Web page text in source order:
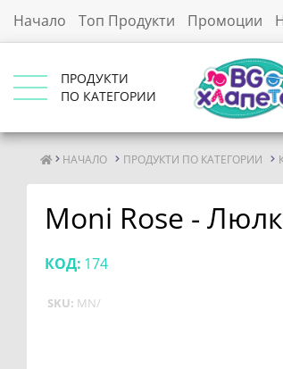
Начало Топ Продукти Промоции
ПРОДУКТИ
ПО КАТЕГОРИИ
НАЧАЛО ПРОДУКТИ ПО КАТЕГОРИИ
Moni Rose -
КОД: 174
SKU: MN/